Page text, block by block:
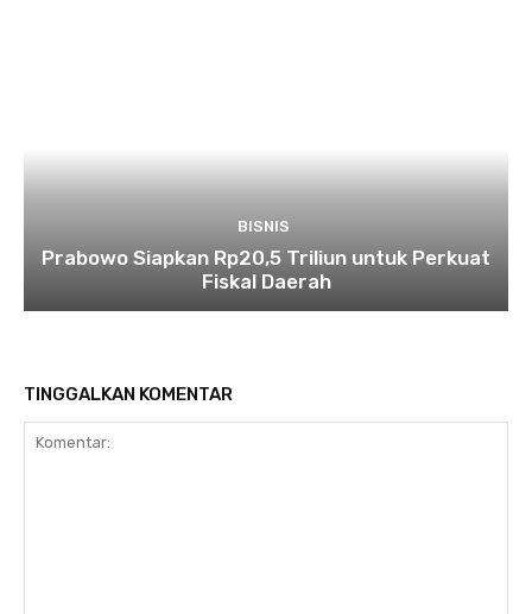
BISNIS
Prabowo Siapkan Rp20,5 Triliun untuk Perkuat
Fiskal Daerah
TINGGALKAN KOMENTAR